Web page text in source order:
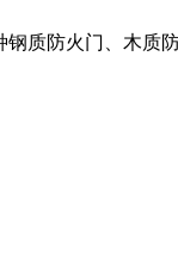
质防火门、木